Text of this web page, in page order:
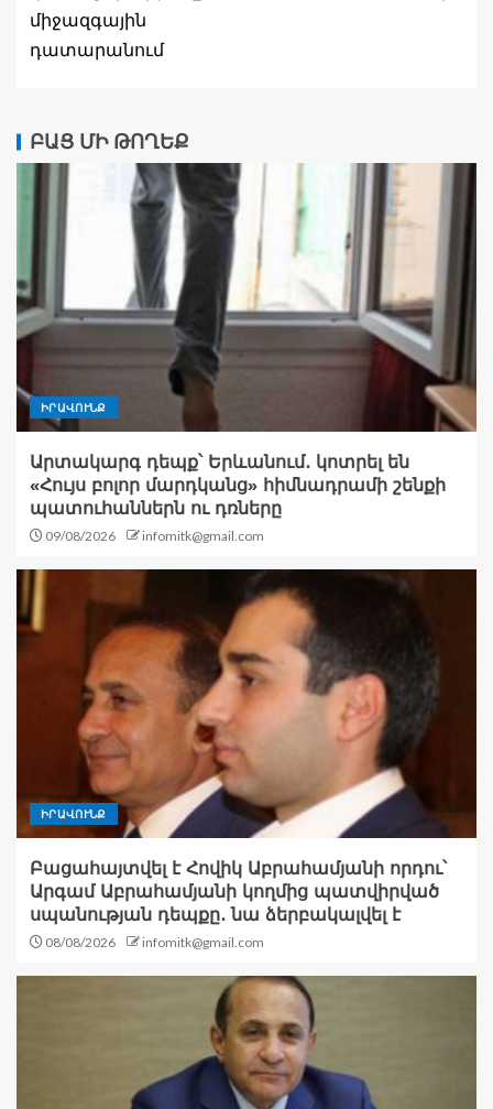
միջազգային
դատարանում
ԲԱՑ ՄԻ ԹՈՂԵՔ
ԻՐԱՎՈՒՆՔ
Արտակարգ դեպք՝ Երևանում․ կոտրել են
«Հույս բոլոր մարդկանց» հիմնադրամի շենքի
պատուհաններն ու դռները
09/08/2026 infomitk@gmail.com
ԻՐԱՎՈՒՆՔ
Բացահայտվել է Հովիկ Աբրահամյանի որդու՝
Արգամ Աբրահամյանի կողմից պատվիրված
սպանության դեպքը․ նա ձերբակալվել է
08/08/2026 infomitk@gmail.com